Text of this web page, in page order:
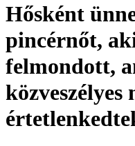
Hősként
pincérnőt,
felmondott,
közveszélyes